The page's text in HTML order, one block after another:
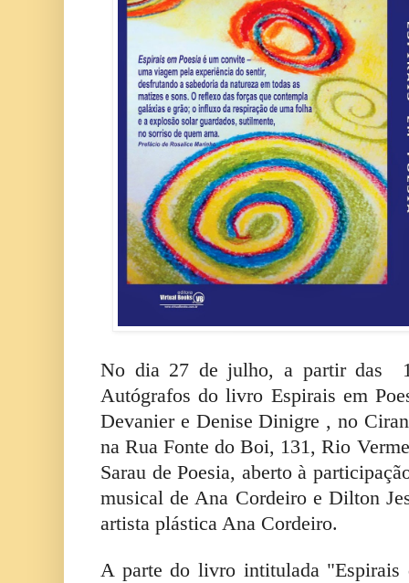
No dia 27 de julho, a partir das
Autógrafos do livro Espirais em
Devanier e Denise Dinigre , no
na Rua Fonte do Boi, 131, Rio
Sarau de Poesia, aberto à
musical de Ana Cordeiro e Dilton
artista plástica Ana Cordeiro.
A parte do livro intitulada "Espirais